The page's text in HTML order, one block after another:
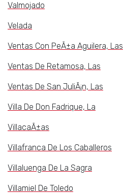
Valmojado
Velada
Ventas Con PeÃ±a Aguilera, Las
Ventas De Retamosa, Las
Ventas De San JuliÃ¡n, Las
Villa De Don Fadrique, La
VillacaÃ±as
Villafranca De Los Caballeros
Villaluenga De La Sagra
Villamiel De Toledo